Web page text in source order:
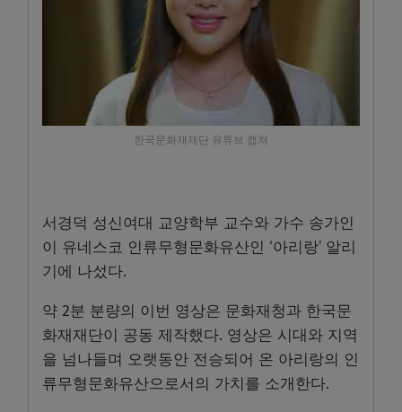
한국문화재재단 유튜브 캡쳐
서경덕 성신여대 교양학부 교수와 가수 송가인
이 유네스코 인류무형문화유산인 ‘아리랑’ 알리
기에 나섰다.
약 2분 분량의 이번 영상은 문화재청과 한국문
화재재단이 공동 제작했다. 영상은 시대와 지역
을 넘나들며 오랫동안 전승되어 온 아리랑의 인
류무형문화유산으로서의 가치를 소개한다.